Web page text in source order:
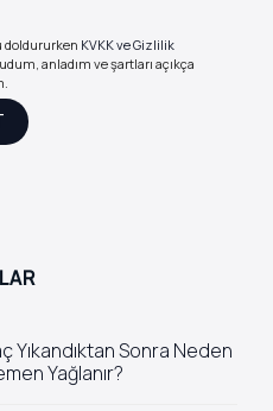
doldururken KVKK ve Gizlilik
anladım ve şartları açıkça
Yıkandıktan Sonra Neden
Yağlanır?